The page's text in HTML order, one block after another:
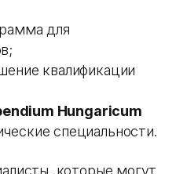
для
квалификации
Hungaricum
специальности.
которые могут